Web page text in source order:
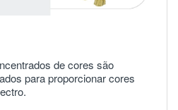
de cores são
para proporcionar cores